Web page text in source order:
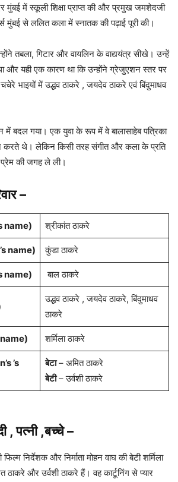
मुंबई में स्कूली शिक्षा प्राप्त की और प्रमुख जमशेदजी
से ललित कला में स्नातक की पढ़ाई पूरी की।
तबला, गिटार और वायलिन के वाद्ययंत्र सीखे। उन्हें
और यही एक कारण था कि उन्होंने ग्रेजुएशन स्तर पर
भाइयों में उद्धव ठाकरे , जयदेव ठाकरे एवं बिंदुमाधव
बदल गया। एक युवा के रूप में वे बालासाहेब पत्रिका
करते थे। लेकिन किसी तरह संगीत और कला के प्रति
की जगह ले ली।
–
name) श्रीकांत ठाकरे
name) कुंडा ठाकरे
name) बाल ठाकरे
उद्धव ठाकरे , जयदेव ठाकरे, बिंदुमाधव
ठाकरे
name) शर्मिला ठाकरे
’s
बेटा– अमित ठाकरे
बेटी– उर्वशी ठाकरे
, पत्नी ,बच्चे–
निर्देशक और निर्माता मोहन वाघ की बेटी शर्मिला
और उर्वशी ठाकरे हैं। वह कार्टूनिंग से प्यार